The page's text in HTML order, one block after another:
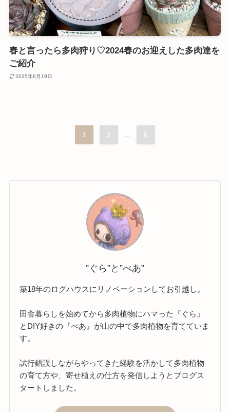
春と言ったら多肉狩り♡2024春のお迎えした多肉達を
ご紹介
2025年6月19日
1 2 ... 6
”ぐら”と”べあ”
築18年のログハウスにリノベーションしてお引越し。
田舎暮らしを始めてから多肉植物にハマった『ぐら』
とDIY好きの『べあ』が山の中で多肉植物を育てていま
す。
試行錯誤しながらやってきた経験を活かして多肉植物
の育て方や、寄せ植えの仕方を発信しようとブログス
タートしました。